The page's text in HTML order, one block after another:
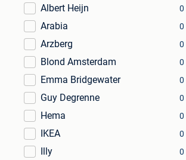
Albert Heijn
0
Arabia 0
Arzberg 0
Blond Amsterdam 0
Emma Bridgewater 0
Guy Degrenne 0
Hema 0
IKEA 0
Illy 0